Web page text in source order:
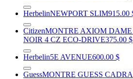
HerbelinNEWPORT SLIM915.00
CitizenMONTRE AXIOM
NOIR 4 CZ ECO-DRIVE375.00 $
Herbelin5E AVENUE600.00 $
GuessMONTRE GUESS